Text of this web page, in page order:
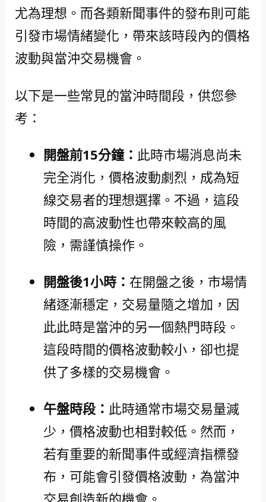
尤為理想。而各類新聞事件的發布則可能
引發市場情緒變化，帶來該時段內的價格
波動與當沖交易機會。
以下是一些常見的當沖時間段，供您參
考：
開盤前15分鐘： 此時市場消息尚未
完全消化，價格波動劇烈，成為短
線交易者的理想選擇。不過，這段
時間的高波動性也帶來較高的風
險，需謹慎操作。
開盤後1小時： 在開盤之後，市場情
緒逐漸穩定，交易量隨之增加，因
此此時是當沖的另一個熱門時段。
這段時間的價格波動較小，卻也提
供了多樣的交易機會。
午盤時段： 此時通常市場交易量減
少，價格波動也相對較低。然而，
若有重要的新聞事件或經濟指標發
布，可能會引發價格波動，為當沖